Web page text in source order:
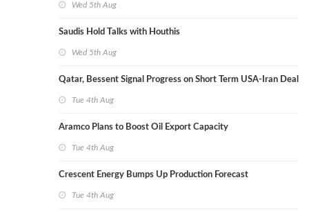
Wed 5th Aug
Saudis Hold Talks with Houthis
Wed 5th Aug
Qatar, Bessent Signal Progress on Short Term USA-Iran Deal
Tue 4th Aug
Aramco Plans to Boost Oil Export Capacity
Tue 4th Aug
Crescent Energy Bumps Up Production Forecast
Tue 4th Aug